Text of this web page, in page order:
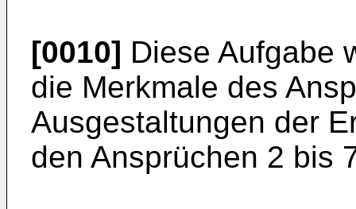
[0010] Diese Aufgabe
die Merkmale des
Ausgestaltungen der
den Ansprüchen 2 bis